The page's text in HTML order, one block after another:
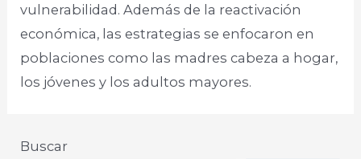
vulnerabilidad. Además de la reactivación
económica, las estrategias se enfocaron en
poblaciones como las madres cabeza a hogar,
los jóvenes y los adultos mayores.
Buscar